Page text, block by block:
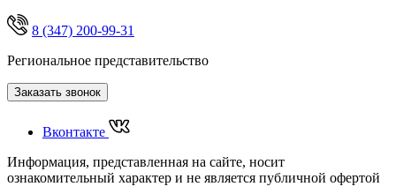
8 (347) 200-99-31
Региональное представительство
Заказать звонок
Вконтакте
Информация, представленная на сайте, носит
ознакомительный характер и не является публичной офертой